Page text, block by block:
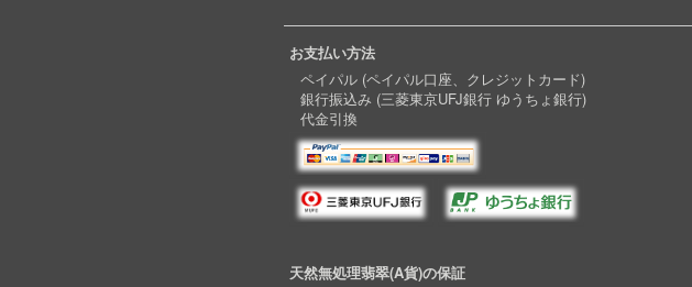
お支払い方法
ペイパル (ペイパル口座、クレジットカード)
銀行振込み (三菱東京UFJ銀行 ゆうちょ銀行)
代金引換
天然無処理翡翠(A貨)の保証